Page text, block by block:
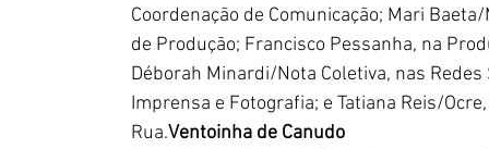
Coordenação de Comunicação; Mari
de Produção; Francisco Pessanha, na
Déborah Minardi/Nota Coletiva, nas
Imprensa e Fotografia; e Tatiana Reis/
Rua.Ventoinha de Canudo